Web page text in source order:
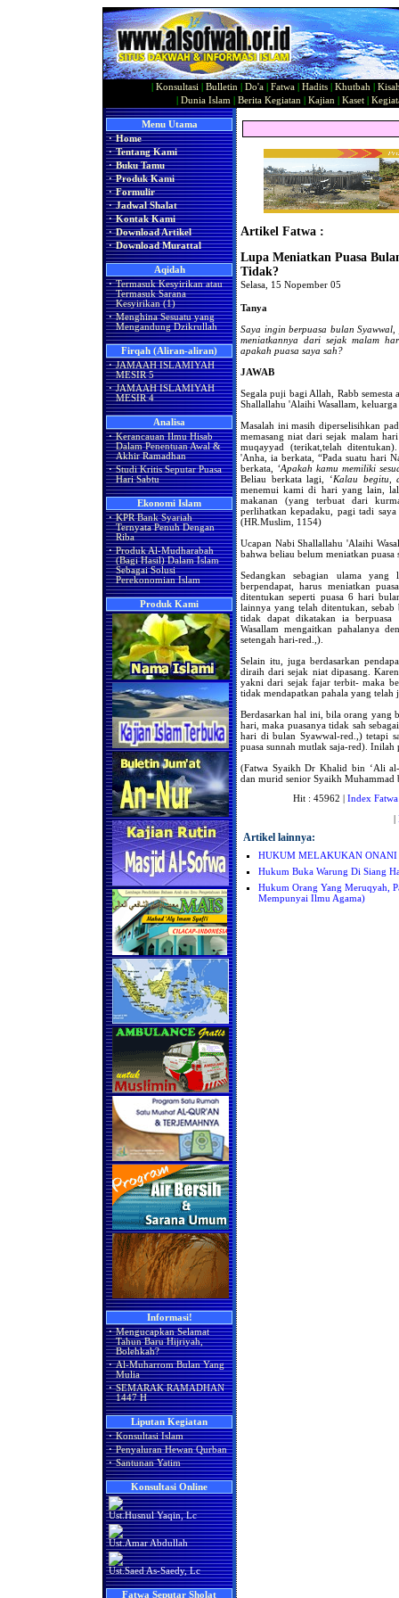
Konsultasi Bulletin Do'a Fatwa Hadits Khutbah
Dunia Islam Berita Kegiatan Kajian Kaset|
Menu Utama
· Home
· Tentang Kami
· Buku Tamu
· Produk Kami
· Formulir
· Jadwal Shalat
· Kontak Kami
· Download Artikel
· Download Murattal
Aqidah
· Termasuk Kesyirikan atau
Termasuk Sarana
Kesyirikan (1)
· Menghina Sesuatu yang
Mengandung Dzikrullah
Firqah (Aliran-aliran)
· JAMAAH ISLAMIYAH
MESIR 5
· JAMAAH ISLAMIYAH
MESIR 4
Analisa
· Kerancauan Ilmu Hisab
Dalam Penentuan Awal &
Akhir Ramadhan
· Studi Kritis Seputar Puasa
Hari Sabtu
Ekonomi Islam
· KPR Bank Syariah
Ternyata Penuh Dengan
Riba
· Produk Al-Mudharabah
(Bagi Hasil) Dalam Islam
Sebagai Solusi
Perekonomian Islam
Produk Kami
Informasi!
· Mengucapkan Selamat
Tahun Baru Hijriyah,
Bolehkah?
· Al-Muharrom Bulan Yang
Mulia
· SEMARAK RAMADHAN
1447 H
Liputan Kegiatan
· Konsultasi Islam
· Penyaluran Hewan Qurban
· Santunan Yatim
Konsultasi Online
Ust.Husnul Yaqin, Lc
Ust.Amar Abdullah
Ust.Saed As-Saedy, Lc
Fatwa Seputar Sholat
Artikel Fatwa :
Lupa Meniatkan Puasa
Tidak?
Selasa, 15 Nopember 05
Tanya
Saya ingin berpuasa bulan
meniatkannya dari sejak malam
apakah puasa saya sah?
JAWAB
Segala puji bagi Allah, Rabb semesta
Shallallahu 'Alaihi Wasallam,
Masalah ini masih diperselisihkan
memasang niat dari sejak malam
muqayyad (terikat,telah
'Anha, ia berkata, “Pada suatu hari
berkata, ‘Apakah kamu memiliki
Beliau berkata lagi, ‘Kalau begitu,
menemui kami di hari yang lain,
makanan (yang terbuat dari
perlihatkan kepadaku, pagi tadi
(HR.Muslim, 1154)
Ucapan Nabi Shallallahu 'Alaihi
bahwa beliau belum meniatkan puasa
Sedangkan sebagian ulama
berpendapat, harus meniatkan
ditentukan seperti puasa 6 hari
lainnya yang telah ditentukan,
tidak dapat dikatakan ia berpuasa
Wasallam mengaitkan pahalanya
setengah hari-red.,).
Selain itu, juga berdasarkan
diraih dari sejak niat dipasang.
yakni dari sejak fajar terbit- maka
tidak mendapatkan pahala yang telah
Berdasarkan hal ini, bila orang yang
hari, maka puasanya tidak sah
hari di bulan Syawwal-red.,) tetapi
puasa sunnah mutlak saja-red). Inilah
(Fatwa Syaikh Dr Khalid bin ‘Ali
dan murid senior Syaikh Muhammad
Hit : 45962 | Index Fatwa
|
Artikel lainnya:
HUKUM MELAKUKAN
Hukum Buka Warung Di Siang
Hukum Orang Yang Meruqyah,
Mempunyai Ilmu Agama)